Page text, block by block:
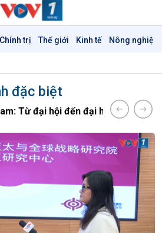
Chính trị Thế giới Kinh tế Nông nghiệp
đặc biệt
Từ đại hội đến đại hộiChương